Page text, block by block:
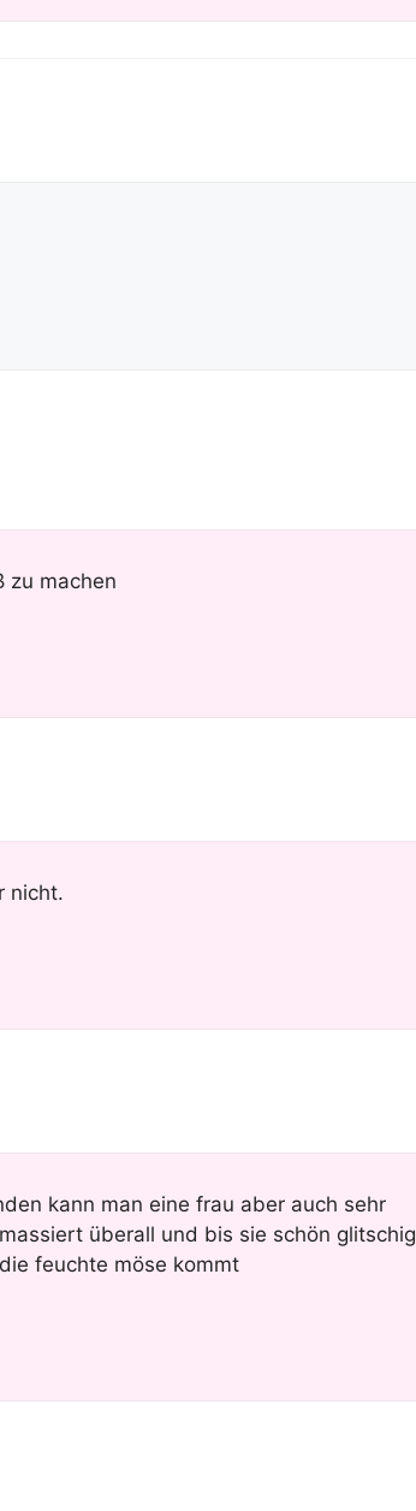
zu machen
nicht.
kann man eine frau aber auch sehr
überall und bis sie schön glitschig
feuchte möse kommt